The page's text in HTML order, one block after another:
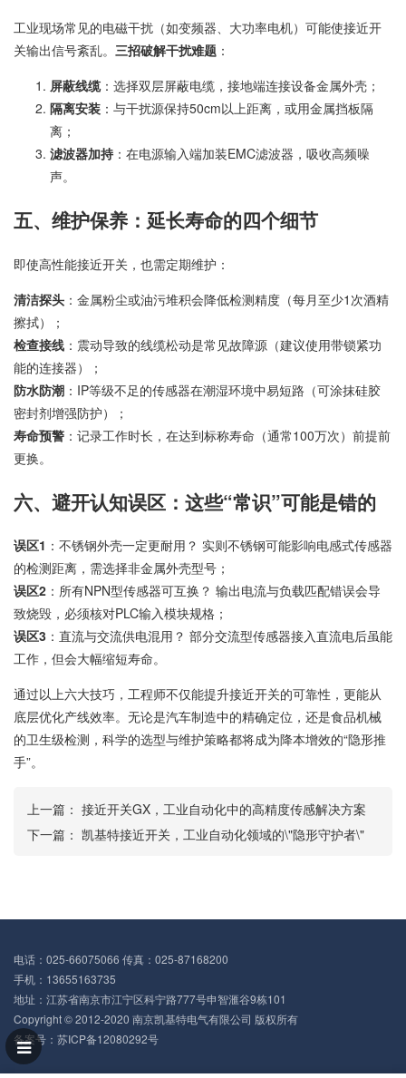
工业现场常见的电磁干扰（如变频器、大功率电机）可能使接近开
关输出信号紊乱。 三招破解干扰难题 ：
屏蔽线缆：选择双层屏蔽电缆，接地端连接设备金属外壳；
隔离安装 ：与干扰源保持50cm以上距离，或用金属挡板隔
离；
滤波器加持 ：在电源输入端加装EMC滤波器，吸收高频噪
声。
五、维护保养：延长寿命的四个细节
即使高性能接近开关，也需定期维护：
清洁探头 ：金属粉尘或油污堆积会降低检测精度（每月至少1次酒精
擦拭）；
检查接线 ：震动导致的线缆松动是常见故障源（建议使用带锁紧功
能的连接器）；
防水防潮 ：IP等级不足的传感器在潮湿环境中易短路（可涂抹硅胶
密封剂增强防护）；
寿命预警 ：记录工作时长，在达到标称寿命（通常100万次）前提前
更换。
六、避开认知误区：这些“常识”可能是错的
误区1 ：不锈钢外壳一定更耐用？ 实则不锈钢可能影响电感式传感器
的检测距离，需选择非金属外壳型号；
误区2 ：所有NPN型传感器可互换？ 输出电流与负载匹配错误会导
致烧毁，必须核对PLC输入模块规格；
误区3 ：直流与交流供电混用？ 部分交流型传感器接入直流电后虽能
工作，但会大幅缩短寿命。
通过以上六大技巧，工程师不仅能提升接近开关的可靠性，更能从
底层优化产线效率。无论是汽车制造中的精确定位，还是食品机械
的卫生级检测，科学的选型与维护策略都将成为降本增效的“隐形推
手”。
上一篇： 接近开关GX，工业自动化中的高精度传感解决方案
下一篇： 凯基特接近开关，工业自动化领域的\"隐形守护者\"
电话：025-66075066 传真：025-87168200
手机：13655163735
地址：江苏省南京市江宁区科宁路777号申智滙谷9栋101
Copyright © 2012-2020 南京凯基特电气有限公司 版权所有
备案号： 苏ICP备12080292号